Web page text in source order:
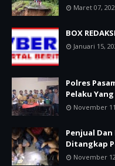
Maret 07,
BOX
Januari 15,
Polres
Pelaku
November
Penjual
Ditangkap
November